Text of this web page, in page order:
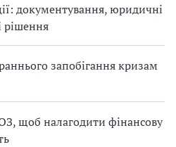
документування, юридичні
рішення
запобігання кризам
щоб налагодити фінансову